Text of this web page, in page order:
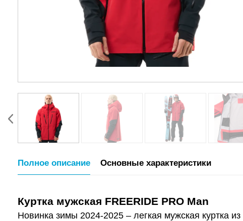
Полное описание Основные характеристики
Куртка мужская FREERIDE PRO Man
Новинка зимы 2024-2025 – легкая мужская куртка